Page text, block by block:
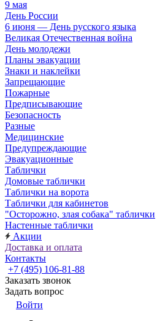
9 мая
День России
6 июня — День русского языка
Великая Отечественная война
День молодежи
Планы эвакуации
Знаки и наклейки
Запрещающие
Пожарные
Предписывающие
Безопасность
Разные
Медицинские
Предупреждающие
Эвакуационные
Таблички
Домовые таблички
Таблички на ворота
Таблички для кабинетов
"Осторожно, злая собака" таблички
Настенные таблички
Акции
Доставка и оплата
Контакты
+7 (495) 106-81-88
Заказать звонок
Задать вопрос
Войти